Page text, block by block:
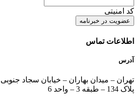
کد امنیتی
اطلاعات تماس
آدرس
تهران – میدان بهاران – خیابان سجاد
پلاک 134 – طبقه 3 – واحد 6